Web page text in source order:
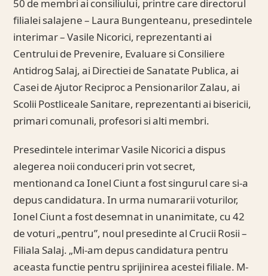
50 de membri ai consiliului, printre care directorul
filialei salajene – Laura Bungenteanu, presedintele
interimar – Vasile Nicorici, reprezentanti ai
Centrului de Prevenire, Evaluare si Consiliere
Antidrog Salaj, ai Directiei de Sanatate Publica, ai
Casei de Ajutor Reciproc a Pensionarilor Zalau, ai
Scolii Postliceale Sanitare, reprezentanti ai bisericii,
primari comunali, profesori si alti membri.
Presedintele interimar Vasile Nicorici a dispus
alegerea noii conduceri prin vot secret,
mentionand ca Ionel Ciunt a fost singurul care si-a
depus candidatura. In urma numararii voturilor,
Ionel Ciunt a fost desemnat in unanimitate, cu 42
de voturi „pentru”, noul presedinte al Crucii Rosii –
Filiala Salaj. „Mi-am depus candidatura pentru
aceasta functie pentru sprijinirea acestei filiale. M-